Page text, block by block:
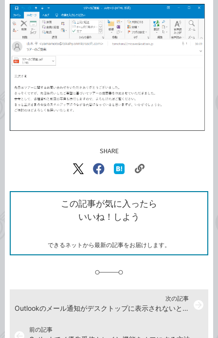
SHARE
X（旧
で
シ
ェ
ア
Facebook
シ
ェ
ア
な
ッ
ク
ク
ク
を
コ
この記事が気に入ったら
いいね！しよう
できるネットから最新の記事をお届けします。
前の記事
次の記事
Outlookのメール通知がデスクトップに表示されないときの確認方法